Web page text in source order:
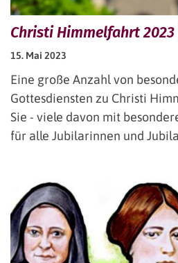
Christi Himmelfahrt
15. Mai 2023
Eine große Anzahl von
Gottesdiensten zu Christi
Sie - viele davon mit
für alle Jubilarinnen und